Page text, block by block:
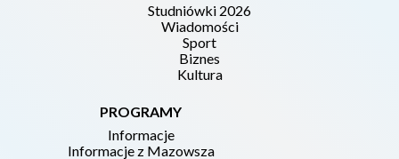
Studniówki 2026
Wiadomości
Sport
Biznes
Kultura
PROGRAMY
Informacje
Informacje z Mazowsza